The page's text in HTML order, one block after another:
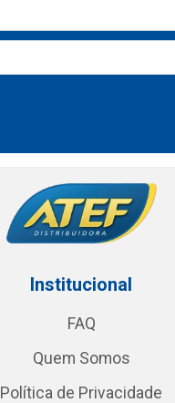
Institucional
FAQ
Quem Somos
Política de Privacidade